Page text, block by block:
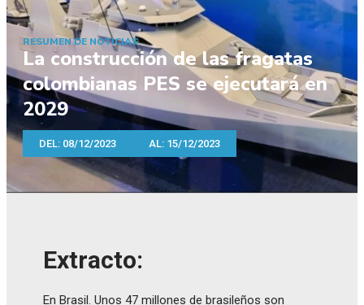
RESUMEN DE NOTICIAS
La construcción de las fragatas
colombianas PES se ejecutará en
2029
DEL: 08/12/2023 AL: 15/12/2023
Extracto:
En Brasil. Unos 47 millones de brasileños son